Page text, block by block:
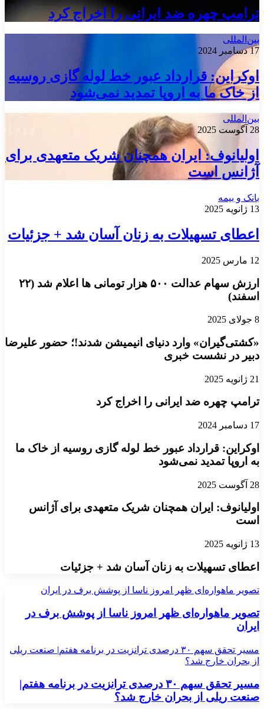
ترامپ چهره ضد ایرانی را اخراج کرد
بین‌المللی
17 دسامبر 2024
اوکراین: قرارداد عبور خط لوله گازی روسیه
از خاک ما به اروپا تمدید نمی‌شود
بین‌المللی
28 آگوست 2025
اولیانوف: ایران همچنان شریک متعهدی برای
آژانس است
بانک و بیمه
13 ژانویه 2025
اعطای تسهیلات به زنان آسان شد + جزئیات
12 مارس 2025
ارزش سهام عدالت ۵۰۰ هزار تومانی ها اعلام شد (۲۲
اسفند)
8 جولای 2025
«کشتی‌گیران» وارد دنیای انیمیشن شدند!؛ حضور علیرضا
دبیر در نشست خبری
21 ژانویه 2025
ترامپ چهره ضد ایرانی را اخراج کرد
17 دسامبر 2024
اوکراین: قرارداد عبور خط لوله گازی روسیه از خاک ما
به اروپا تمدید نمی‌شود
28 آگوست 2025
اولیانوف: ایران همچنان شریک متعهدی برای آژانس
است
13 ژانویه 2025
اعطای تسهیلات به زنان آسان شد + جزئیات
تصویر ماهواره‌ای ظهر امروز ناسا از پوشش برف در ایران
تصویر ماهواره‌ای ظهر امروز ناسا از پوشش برف در
ایران
مسیر تحقق سهم ۳۰ درصدی ترانزیت در برنامه هفتم| صنعت ریلی
از بحران خارج شد؟
مسیر تحقق سهم ۳۰ درصدی ترانزیت در برنامه هفتم|
صنعت ریلی از بحران خارج شد؟